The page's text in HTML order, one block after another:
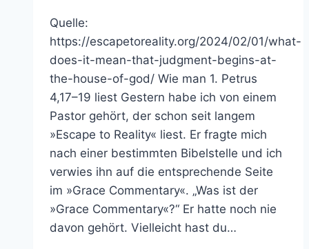
Quelle:
https://escapetoreality.org/2024/02/01/what-
does-it-mean-that-judgment-begins-at-
the-house-of-god/ Wie man 1. Petrus
4,17–19 liest Gestern habe ich von einem
Pastor gehört, der schon seit langem
»Escape to Reality« liest. Er fragte mich
nach einer bestimmten Bibelstelle und ich
verwies ihn auf die entsprechende Seite
im »Grace Commentary«. „Was ist der
»Grace Commentary«?“ Er hatte noch nie
davon gehört. Vielleicht hast du…